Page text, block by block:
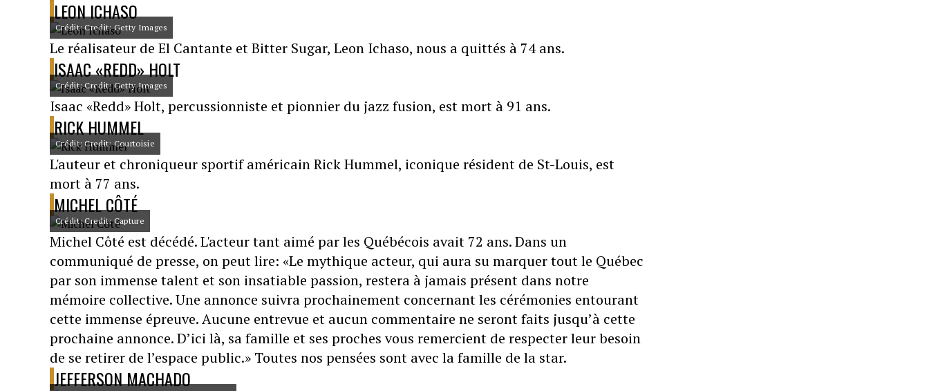
LEON ICHASO
Crédit: Credit: Getty Images
Le réalisateur de El Cantante et Bitter Sugar, Leon Ichaso, nous a quittés à 74 ans.
ISAAC «REDD» HOLT
Crédit: Credit: Getty Images
Isaac «Redd» Holt, percussionniste et pionnier du jazz fusion, est mort à 91 ans.
RICK HUMMEL
Crédit: Credit: Courtoisie
L'auteur et chroniqueur sportif américain Rick Hummel, iconique résident de St-Louis, est
mort à 77 ans.
MICHEL CÔTÉ
Crédit: Credit: Capture
Michel Côté est décédé. L'acteur tant aimé par les Québécois avait 72 ans. Dans un
communiqué de presse, on peut lire: «Le mythique acteur, qui aura su marquer tout le Québec
par son immense talent et son insatiable passion, restera à jamais présent dans notre
mémoire collective. Une annonce suivra prochainement concernant les cérémonies entourant
cette immense épreuve. Aucune entrevue et aucun commentaire ne seront faits jusqu’à cette
prochaine annonce. D’ici là, sa famille et ses proches vous remercient de respecter leur besoin
de se retirer de l’espace public.» Toutes nos pensées sont avec la famille de la star.
JEFFERSON MACHADO